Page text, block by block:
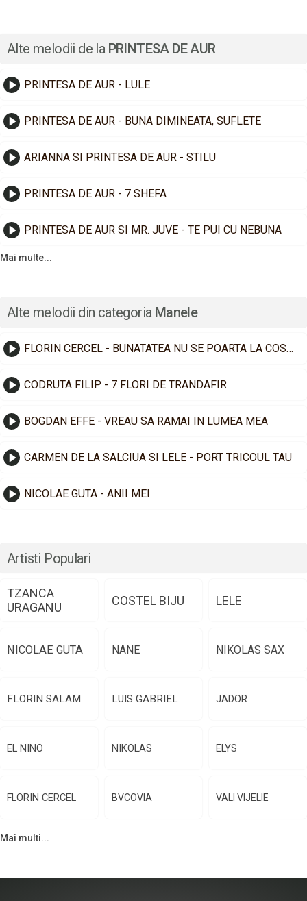
Alte melodii de la PRINTESA DE AUR
PRINTESA DE AUR - LULE
PRINTESA DE AUR - BUNA DIMINEATA, SUFLETE
​ARIANNA SI PRINTESA DE AUR - STILU
PRINTESA DE AUR - 7 SHEFA
PRINTESA DE AUR SI MR. JUVE - TE PUI CU NEBUNA
Mai multe...
Alte melodii din categoria Manele
FLORIN CERCEL - BUNATATEA NU SE POARTA LA COSTUM
CODRUTA FILIP - 7 FLORI DE TRANDAFIR
BOGDAN EFFE - VREAU SA RAMAI IN LUMEA MEA
CARMEN DE LA SALCIUA SI LELE - PORT TRICOUL TAU
NICOLAE GUTA - ANII MEI
Artisti Populari
TZANCA
URAGANU
COSTEL BIJU LELE
NICOLAE GUTA NANE NIKOLAS SAX
FLORIN SALAM LUIS GABRIEL JADOR
EL NINO NIKOLAS ELYS
FLORIN CERCEL BVCOVIA VALI VIJELIE
Mai multi...